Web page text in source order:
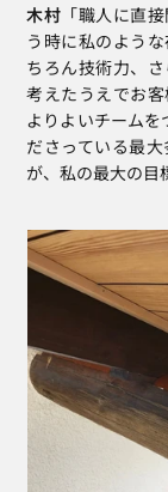
木村 「職人に直
う時に私のよう
ちろん技術力、
考えたうえでお
よりよいチームを
ださっている最
が、私の最大の目